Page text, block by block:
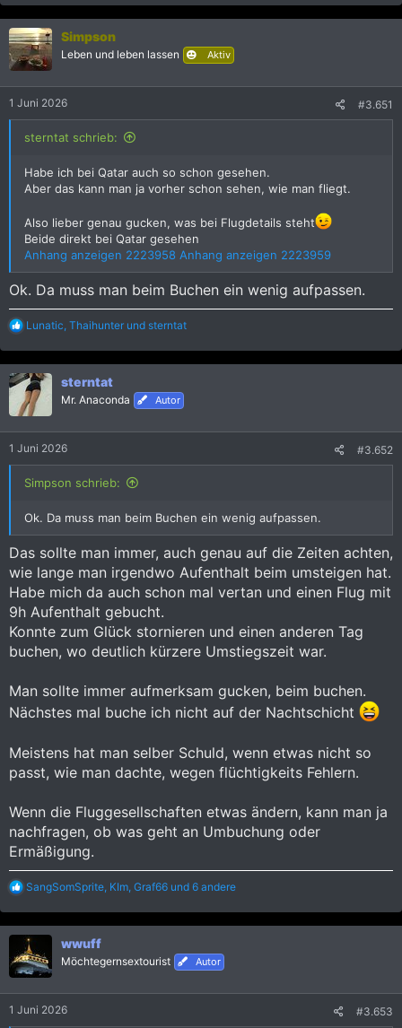
a
k
t
i
o
n
:
Simpson
Leben und leben lassen Aktiv
1 Juni 2026 #3.651
sterntat schrieb:
Habe ich bei Qatar auch so schon gesehen.
Aber das kann man ja vorher schon sehen, wie man fliegt.
Also lieber genau gucken, was bei Flugdetails steht
Beide direkt bei Qatar gesehen
Anhang anzeigen 2223958 Anhang anzeigen 2223959
Ok. Da muss man beim Buchen ein wenig aufpassen.
R
a
k
t
i
o
n
:
Lunatic, Thaihunter und sterntat
sterntat
Mr. Anaconda Autor
1 Juni 2026 #3.652
Simpson schrieb:
Ok. Da muss man beim Buchen ein wenig aufpassen.
Das sollte man immer, auch genau auf die Zeiten achten,
wie lange man irgendwo Aufenthalt beim umsteigen hat.
Habe mich da auch schon mal vertan und einen Flug mit
9h Aufenthalt gebucht.
Konnte zum Glück stornieren und einen anderen Tag
buchen, wo deutlich kürzere Umstiegszeit war.
Man sollte immer aufmerksam gucken, beim buchen.
Nächstes mal buche ich nicht auf der Nachtschicht
Meistens hat man selber Schuld, wenn etwas nicht so
passt, wie man dachte, wegen flüchtigkeits Fehlern.
Wenn die Fluggesellschaften etwas ändern, kann man ja
nachfragen, ob was geht an Umbuchung oder
Ermäßigung.
R
a
k
t
i
o
n
SangSomSprite KIm Graf66 und 6 andere
wwuff
Möchtegernsextourist Autor
1 Juni 2026 #3.653